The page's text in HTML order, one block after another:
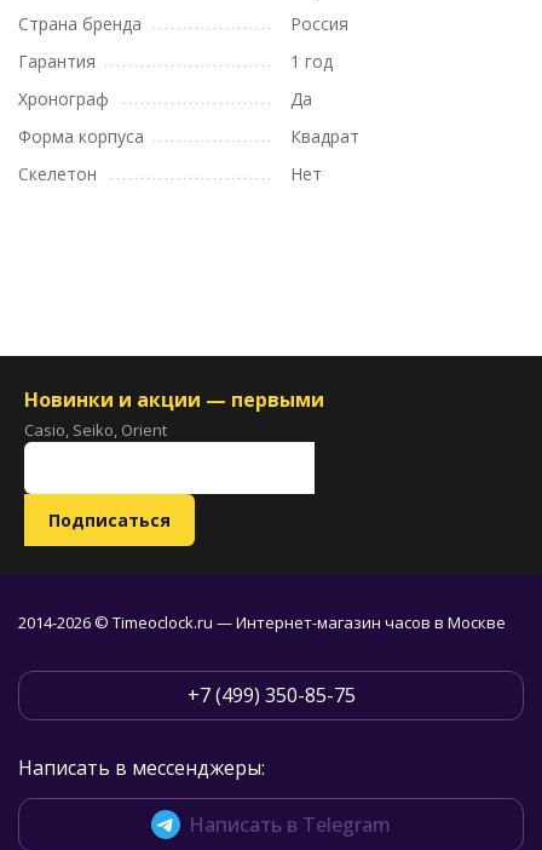
Страна бренда
Россия
Гарантия
1 год
Хронограф
Да
Форма корпуса
Квадрат
Скелетон
Нет
Новинки и акции — первыми
Casio, Seiko, Orient
2014-2026 © Timeoclock.ru — Интернет-магазин часов в Москве
+7 (499) 350-85-75
Написать в мессенджеры:
Написать в Telegram